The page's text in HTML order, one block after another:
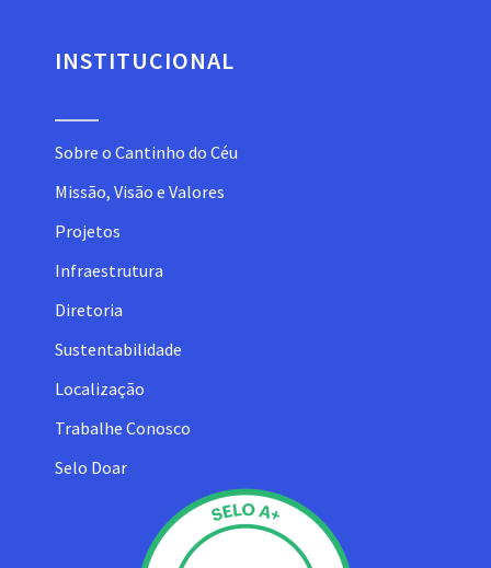
INSTITUCIONAL
Sobre o Cantinho do Céu
Missão, Visão e Valores
Projetos
Infraestrutura
Diretoria
Sustentabilidade
Localização
Trabalhe Conosco
Selo Doar